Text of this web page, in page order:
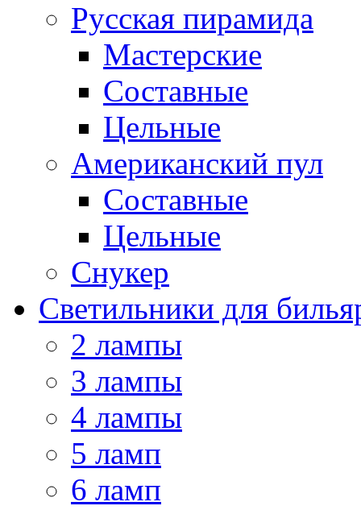
Русская пирамида
Мастерские
Составные
Цельные
Американский пул
Составные
Цельные
Снукер
Светильники для
2 лампы
3 лампы
4 лампы
5 ламп
6 ламп